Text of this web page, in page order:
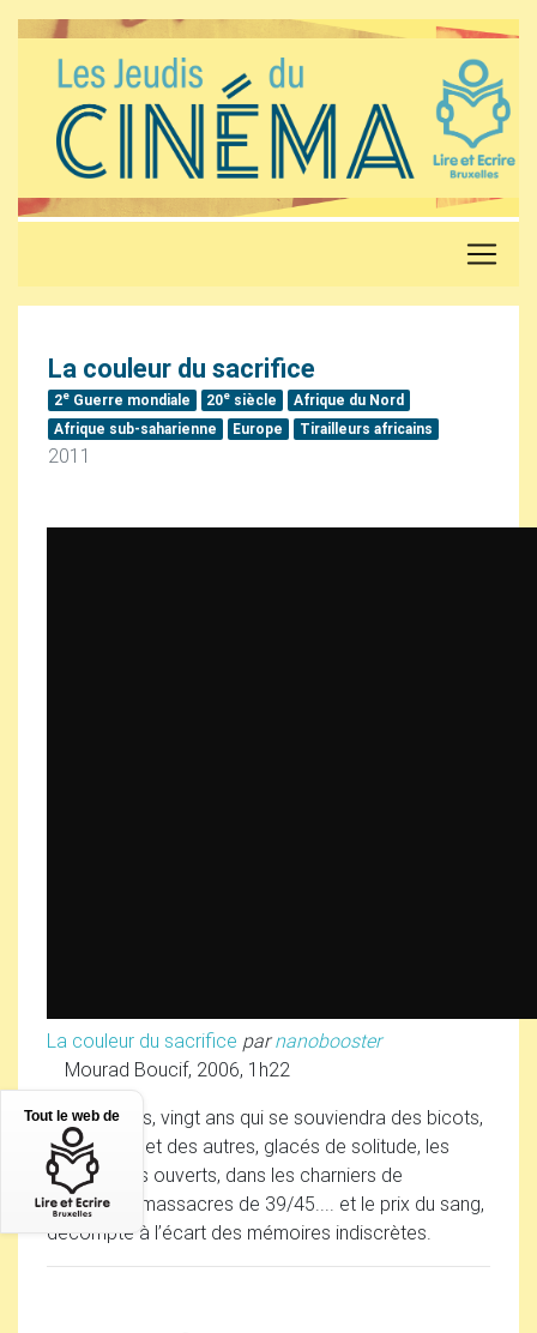
La couleur du sacrifice
2eGuerre mondiale 20e siècle
Afrique du Nord
Afrique sub-saharienne
Europe Tirailleurs africains
2011
La couleur du sacrifice parnanobooster
Mourad Boucif, 2006, 1h22
Dans dix ans, vingt ans qui se souviendra des bicots,
des nègres et des autres, glacés de solitude, les
yeux grands ouverts, dans les charniers de
14/18...les massacres de 39/45.... et le prix du sang,
décompté à l’écart des mémoires indiscrètes.
Tout le web de